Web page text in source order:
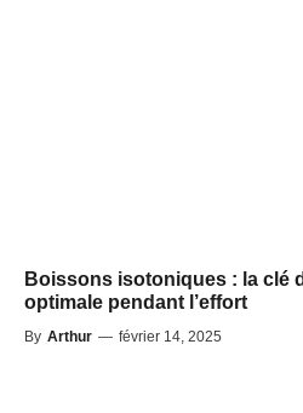
Boissons isotoniques : la clé
optimale pendant l’effort
By Arthur — février 14, 2025